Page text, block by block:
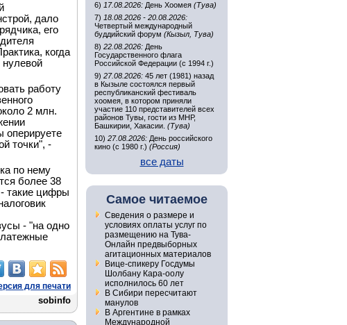
дало
его
когда
нулевой
работу
2 млн.
оперируете
точки", -
по нему
более 38
такие цифры
- "на одно
для печати
sobinfo
6) 17.08.2026: День Хоомея (Тува)
7) 18.08.2026 - 20.08.2026:
Четвертый международный
буддийский форум (Кызыл, Тува)
8) 22.08.2026: День
Государственного флага
Российской Федерации (с 1994 г.)
9) 27.08.2026: 45 лет (1981) назад
в Кызыле состоялся первый
республиканский фестиваль
хоомея, в котором приняли
участие 110 представителей всех
районов Тувы, гости из МНР,
Башкирии, Хакасии. (Тува)
10) 27.08.2026: День российского
кино (с 1980 г.) (Россия)
все даты
Самое читаемое
Сведения о размере и
условиях оплаты услуг по
размещению на Тува-
Онлайн предвыборных
агитационных материалов
Вице-спикеру Госдумы
Шолбану Кара-оолу
исполнилось 60 лет
В Сибири пересчитают
манулов
В Аргентине в рамках
Международной